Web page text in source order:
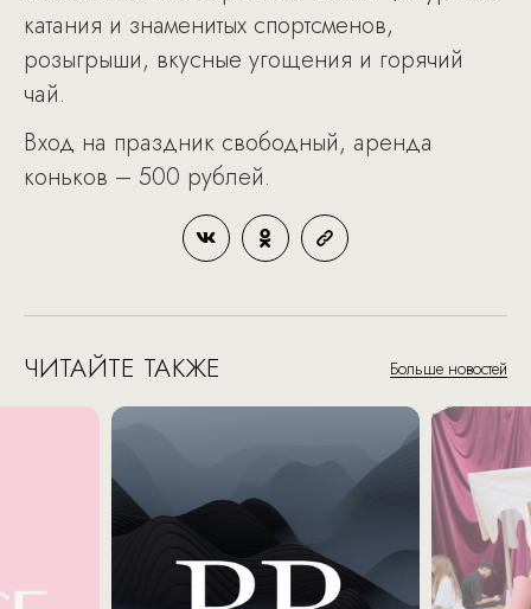
катания и знаменитых спортсменов,
розыгрыши, вкусные угощения и горячий
чай.
Вход на праздник свободный, аренда
коньков – 500 рублей.
ЧИТАЙТЕ ТАКЖЕ Больше новостей